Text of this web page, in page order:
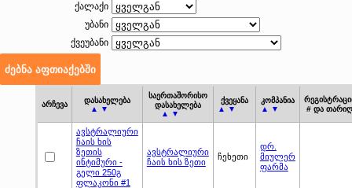
ქალაქი
უბანი
ქვეუბანი
არჩევა
დასახელება
▲ ▼
საერთაშორისო
დასახელება
▲ ▼
ქვეყანა
▲ ▼
კომპანია
▲ ▼
# და
ავსტრალიური
ჩაის ხის
ზეთის
ინტიმური -
გელი 250გ
ფლაკონი #1
ავსტრალიური
ჩაის ხის ზეთი
ჩეხეთი
დრ.
მიულერ
ფარმა